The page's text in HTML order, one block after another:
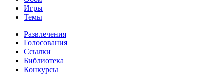
Игры
Темы
Развлечения
Голосования
Ссылки
Библиотека
Конкурсы